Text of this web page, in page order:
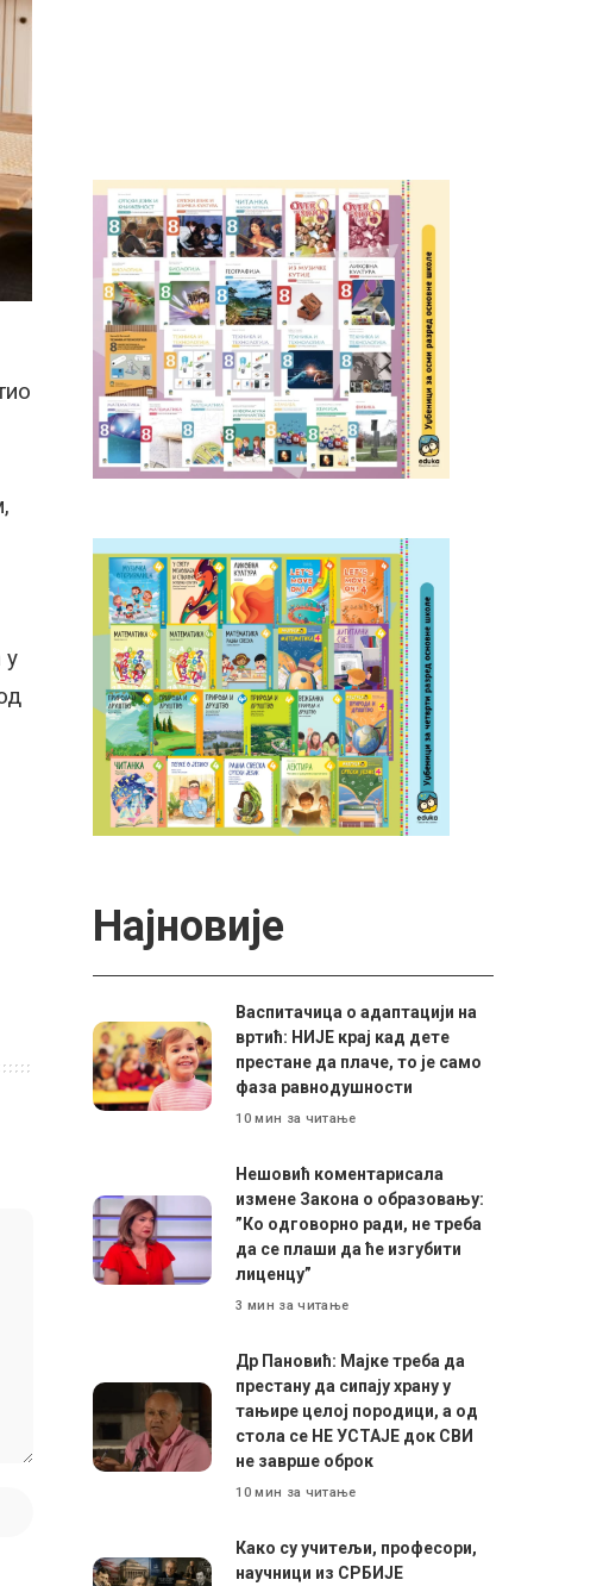
у
Најновије
Васпитачица о адаптацији на
вртић: НИЈЕ крај кад дете
престане да плаче, то је само
фаза равнодушности
10 мин за читање
Нешовић коментарисала
измене Закона о образовању:
”Ко одговорно ради, не треба
да се плаши да ће изгубити
лиценцу”
3 мин за читање
Др Пановић: Мајке треба да
престану да сипају храну у
тањире целој породици, а од
стола се НЕ УСТАЈЕ док СВИ
не заврше оброк
10 мин за читање
Како су учитељи, професори,
научници из СРБИЈЕ